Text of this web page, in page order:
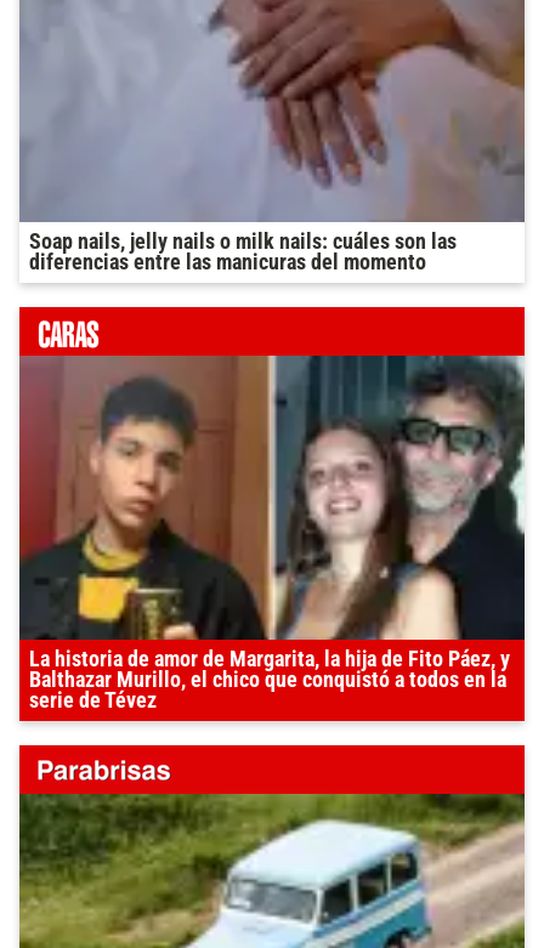
Soap nails, jelly nails o milk nails: cuáles son las
diferencias entre las manicuras del momento
La historia de amor de Margarita, la hija de Fito Páez, y
Balthazar Murillo, el chico que conquistó a todos en la
serie de Tévez